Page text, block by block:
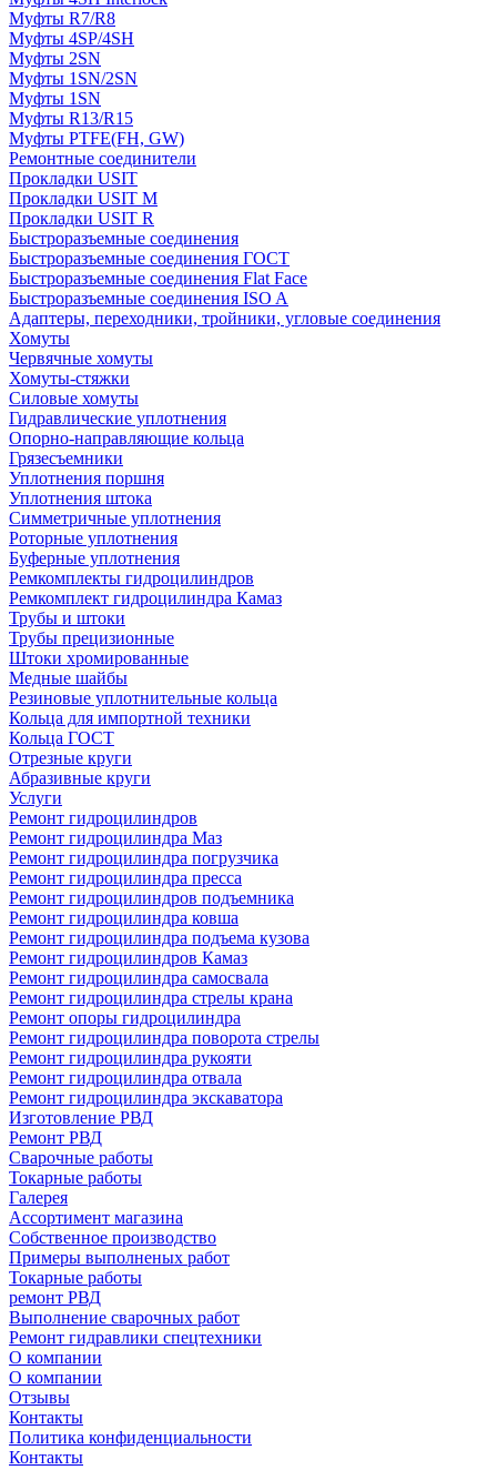
Муфты R7/R8
Муфты 4SP/4SH
Муфты 2SN
Муфты 1SN/2SN
Муфты 1SN
Муфты R13/R15
Муфты PTFE(FH, GW)
Ремонтные соединители
Прокладки USIT
Прокладки USIT M
Прокладки USIT R
Быстроразъемные соединения
Быстроразъемные соединения ГОСТ
Быстроразъемные соединения Flat Face
Быстроразъемные соединения ISO A
Адаптеры, переходники, тройники, угловые соединения
Хомуты
Червячные хомуты
Хомуты-стяжки
Силовые хомуты
Гидравлические уплотнения
Опорно-направляющие кольца
Грязесъемники
Уплотнения поршня
Уплотнения штока
Симметричные уплотнения
Роторные уплотнения
Буферные уплотнения
Ремкомплекты гидроцилиндров
Ремкомплект гидроцилиндра Камаз
Трубы и штоки
Трубы прецизионные
Штоки хромированные
Медные шайбы
Резиновые уплотнительные кольца
Кольца для импортной техники
Кольца ГОСТ
Отрезные круги
Абразивные круги
Услуги
Ремонт гидроцилиндров
Ремонт гидроцилиндра Маз
Ремонт гидроцилиндра погрузчика
Ремонт гидроцилиндра пресса
Ремонт гидроцилиндров подъемника
Ремонт гидроцилиндра ковша
Ремонт гидроцилиндра подъема кузова
Ремонт гидроцилиндров Камаз
Ремонт гидроцилиндра самосвала
Ремонт гидроцилиндра стрелы крана
Ремонт опоры гидроцилиндра
Ремонт гидроцилиндра поворота стрелы
Ремонт гидроцилиндра рукояти
Ремонт гидроцилиндра отвала
Ремонт гидроцилиндра экскаватора
Изготовление РВД
Ремонт РВД
Сварочные работы
Токарные работы
Галерея
Ассортимент магазина
Собственное производство
Примеры выполненых работ
Токарные работы
ремонт РВД
Выполнение сварочных работ
Ремонт гидравлики спецтехники
О компании
О компании
Отзывы
Контакты
Политика конфиденциальности
Контакты